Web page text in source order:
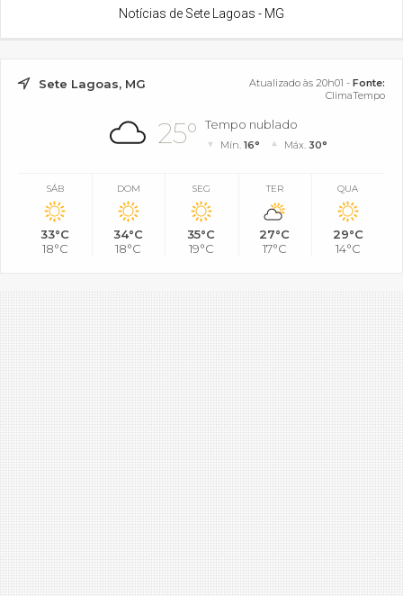
Notícias de Sete Lagoas - MG
Sete Lagoas, MG Atualizado às 20h01 - Fonte:
ClimaTempo
25° Tempo nublado
Mín.16° Máx. 30°
SÁB
33°C
18°C
DOM
34°C
18°C
SEG
35°C
19°C
TER
27°C
17°C
QUA
29°C
14°C